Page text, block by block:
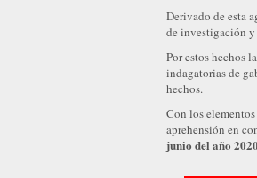
Derivado de esta
de investigación
Por estos hechos
indagatorias de
hechos.
Con los
aprehensión en
junio del año